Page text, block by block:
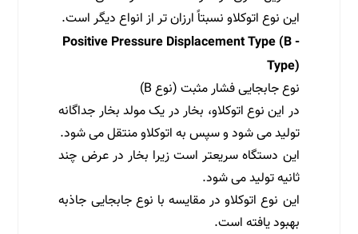
این نوع اتوکلاو نسبتاً ارزان تر از انواع دیگر است.
Positive Pressure Displacement Type (B -
Type)
نوع جابجایی فشار مثبت (نوع B)
در این نوع اتوکلاو، بخار در یک مولد بخار جداگانه
تولید می شود و سپس به اتوکلاو منتقل می شود.
این دستگاه سریعتر است زیرا بخار در عرض چند
ثانیه تولید می شود.
این نوع اتوکلاو در مقایسه با نوع جابجایی جاذبه
بهبود یافته است.